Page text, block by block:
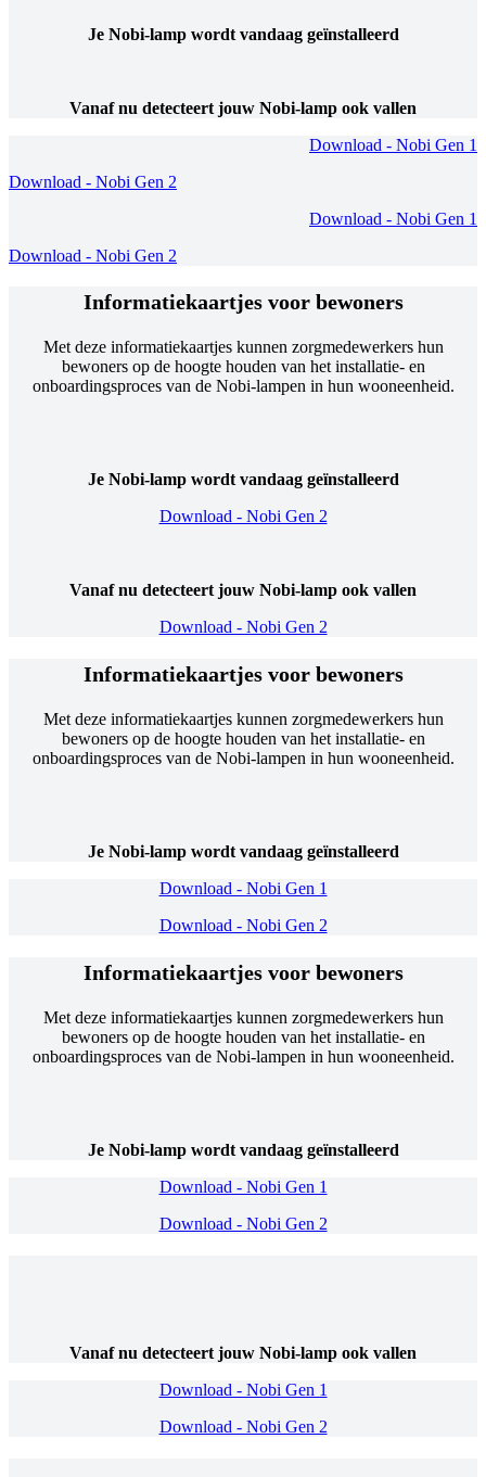
Je Nobi-lamp wordt vandaag geïnstalleerd
Vanaf nu detecteert jouw Nobi-lamp ook vallen
Download - Nobi Gen 1
Download - Nobi Gen 2
Download - Nobi Gen 1
Download - Nobi Gen 2
Informatiekaartjes voor bewoners
Met deze informatiekaartjes kunnen zorgmedewerkers hun
bewoners op de hoogte houden van het installatie- en
onboardingsproces van de Nobi-lampen in hun wooneenheid.
Je Nobi-lamp wordt vandaag geïnstalleerd
Download - Nobi Gen 2
Vanaf nu detecteert jouw Nobi-lamp ook vallen
Download - Nobi Gen 2
Informatiekaartjes voor bewoners
Met deze informatiekaartjes kunnen zorgmedewerkers hun
bewoners op de hoogte houden van het installatie- en
onboardingsproces van de Nobi-lampen in hun wooneenheid.
Je Nobi-lamp wordt vandaag geïnstalleerd
Download - Nobi Gen 1
Download - Nobi Gen 2
Informatiekaartjes voor bewoners
Met deze informatiekaartjes kunnen zorgmedewerkers hun
bewoners op de hoogte houden van het installatie- en
onboardingsproces van de Nobi-lampen in hun wooneenheid.
Je Nobi-lamp wordt vandaag geïnstalleerd
Download - Nobi Gen 1
Download - Nobi Gen 2
Vanaf nu detecteert jouw Nobi-lamp ook vallen
Download - Nobi Gen 1
Download - Nobi Gen 2